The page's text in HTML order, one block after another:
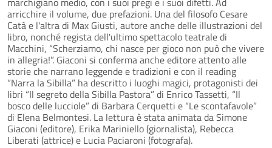
arricchire il volume, due prefazioni. Una del filosofo Cesare
Catà e l'altra di Max Giusti, autore anche delle illustrazioni del
libro, nonché regista dell'ultimo spettacolo teatrale di
Macchini, “Scherziamo, chi nasce per gioco non può che vivere
in allegria!”. Giaconi si conferma anche editore attento alle
storie che narrano leggende e tradizioni e con il reading
“Narra la Sibilla” ha descritto i luoghi magici, protagonisti dei
libri “Il segreto della Sibilla Pastora” di Enrico Tassetti, “Il
bosco delle lucciole” di Barbara Cerquetti e “Le scontafavole”
di Elena Belmontesi. La lettura è stata animata da Simone
Giaconi (editore), Erika Mariniello (giornalista), Rebecca
Liberati (attrice) e Lucia Paciaroni (fotografa).